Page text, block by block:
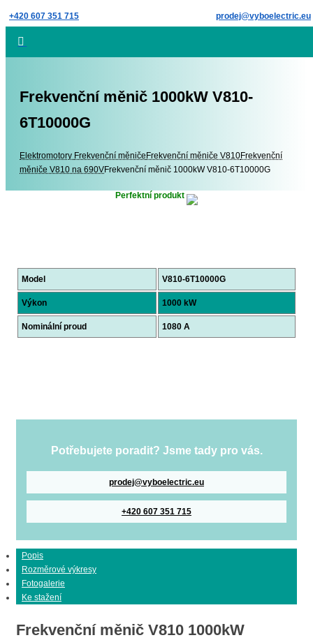
Skip
to
content
+420 607 351 715 prodej@vyboelectric.eu
Frekvenční měnič 1000kW V810-
6T10000G
Elektromotory Elektromotory
Frekvenční měničeFrekvenční měniče V810Frekvenční
měniče V810 na 690VFrekvenční měnič 1000kW V810-6T10000G
Perfektní produkt
Model V810-6T10000G
Výkon 1000 kW
Nominální proud 1080 A
Potřebujete poradit? Jsme tady pro vás.
prodej@vyboelectric.eu
+420 607 351 715
Popis
Rozměrové výkresy
Fotogalerie
Ke stažení
Frekvenční měnič V810 1000kW